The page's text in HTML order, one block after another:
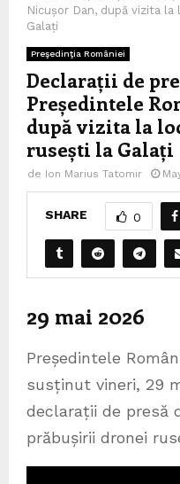
Nicușor Dan, după vizita
Galați
Preşedinţia României
Declarații de
Președintele
după vizita la
rusești la Galați
de Ion Marius Tatomir
SHARE 0
29 mai 2026
Președintele
susținut vineri, 29
declarații de presă
prăbușirii dronei